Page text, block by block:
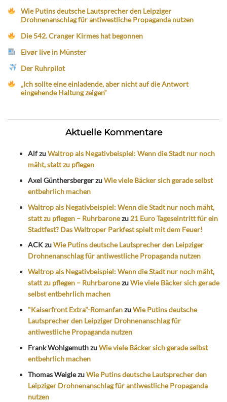
Wie Putins deutsche Lautsprecher den Leipziger
Drohnenanschlag für antiwestliche Propaganda nutzen
Die 542. Cranger Kirmes hat begonnen
Eivør live in Münster
Der Ruhrpilot
„Ich sollte eine einladende, aber nicht auf die Antwort
eingehende Haltung zeigen“
Aktuelle Kommentare
AlfzuWaltrop als Negativbeispiel: Wenn die Stadt nur noch
mäht, statt zu pflegen
Axel GünthersbergerzuWie viele Bäcker sich gerade selbst
entbehrlich machen
Waltrop als Negativbeispiel: Wenn die Stadt nur noch mäht,
statt zu pflegen – Ruhrbaronezu 21 Euro Tageseintritt für ein
Stadtfest? Das Waltroper Parkfest spielt mit dem Feuer!
ACKzuWie Putins deutsche Lautsprecher den Leipziger
Drohnenanschlag für antiwestliche Propaganda nutzen
Waltrop als Negativbeispiel: Wenn die Stadt nur noch mäht,
statt zu pflegen – RuhrbaronezuWie viele Bäcker sich gerade
selbst entbehrlich machen
"Kaiserfront Extra"-RomanfanzuWie Putins deutsche
Lautsprecher den Leipziger Drohnenanschlag für
antiwestliche Propaganda nutzen
Frank WohlgemuthzuWie viele Bäcker sich gerade selbst
entbehrlich machen
Thomas WeiglezuWie Putins deutsche Lautsprecher den
Leipziger Drohnenanschlag für antiwestliche Propaganda
nutzen